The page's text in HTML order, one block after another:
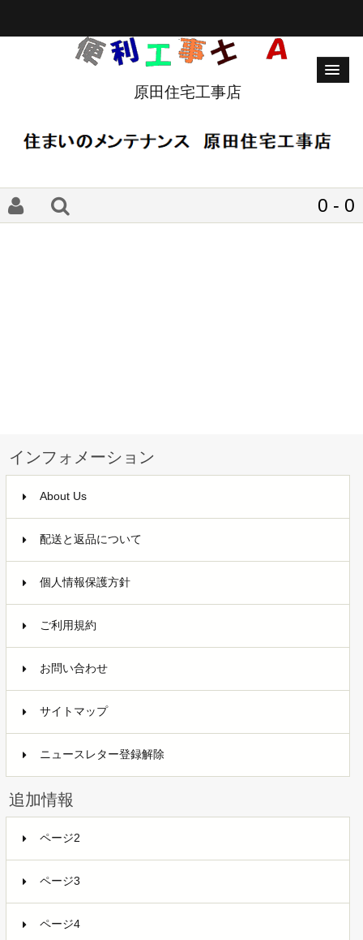
原田住宅工事店
0 - 0
インフォメーション
About Us
配送と返品について
個人情報保護方針
ご利用規約
お問い合わせ
サイトマップ
ニュースレター登録解除
追加情報
ページ2
ページ3
ページ4